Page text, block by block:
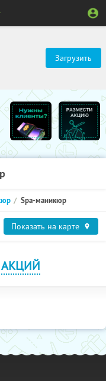
Загрузить
Spa-маникюр
Показать на карте
АКЦИЙ